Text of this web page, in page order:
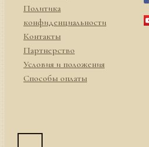
Политика
конфиденциальности
Контакты
Партнерство
Условия и положения
Способы оплаты